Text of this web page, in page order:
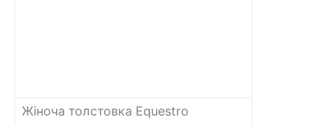
Жіноча толстовка Equestro